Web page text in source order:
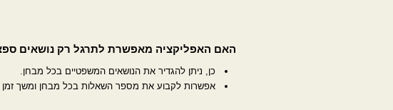
האם האפליקציה מאפשרת לתרגל רק נושאים
כן, ניתן להגדיר את הנושאים המשפטיים בכל מבחן.
אפשרות לקבוע את מספר השאלות בכל מבחן ומשך זמן